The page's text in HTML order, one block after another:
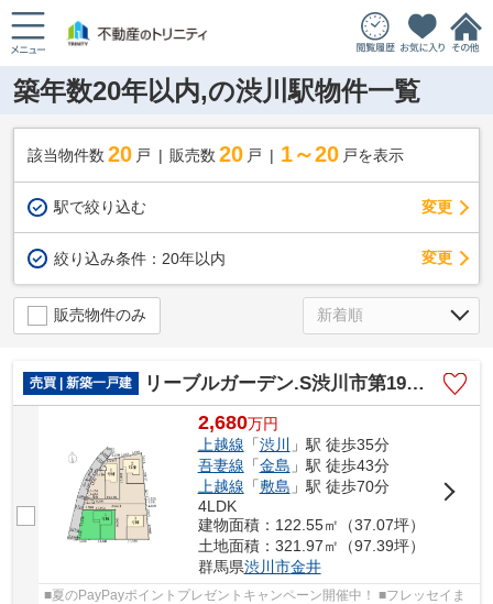
築年数20年以内,の渋川駅物件一覧
該当物件数 20 戸 販売数 20 戸 1～20 戸を表示
駅で絞り込む 変更
絞り込み条件： 20年以内 変更
販売物件のみ
売買 | 新築一戸建 リーブルガーデン.S渋川市第19金井ー④
2,680万円
上越線 「渋川
」駅 徒歩35分
吾妻線 「金島 」駅 徒歩43分
上越線 「敷島 」駅 徒歩70分
4LDK
建物面積：122.55㎡（37.07坪）
土地面積：321.97㎡（97.39坪）
群馬県渋川市金井
■夏のPayPayポイントプレゼントキャンペーン開催中！ ■フレッセイま